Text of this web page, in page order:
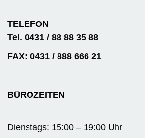
TELEFON
Tel. 0431 / 88 88 35 88
FAX: 0431 / 888 666 21
BÜROZEITEN
Dienstags: 15:00 – 19:00 Uhr